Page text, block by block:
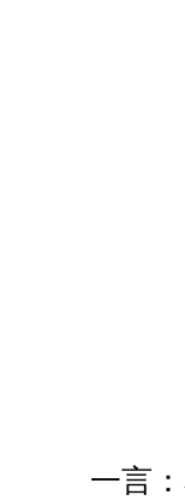
一言